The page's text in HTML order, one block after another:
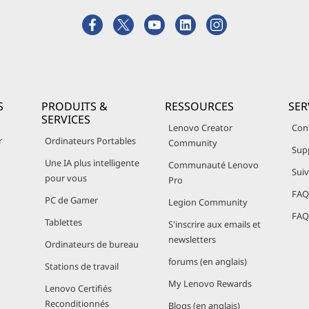
PRODUITS &
SERVICES
Ordinateurs Portables
Une IA plus intelligente
pour vous
PC de Gamer
Tablettes
Ordinateurs de bureau
Stations de travail
Lenovo Certifiés
Reconditionnés
RESSOURCES
Lenovo Creator
Community
Communauté Lenovo
Pro
Legion Community
S'inscrire aux emails et
newsletters
forums (en anglais)
My Lenovo Rewards
Blogs (en anglais)